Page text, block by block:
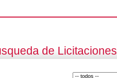
de Licitaciones